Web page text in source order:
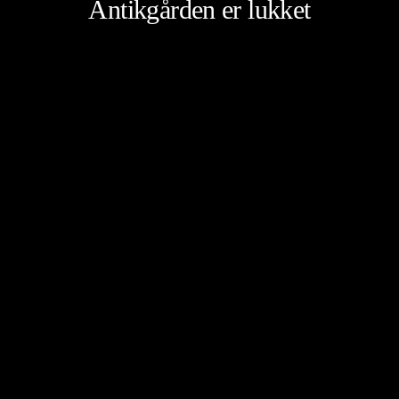
Antikgården er lukket